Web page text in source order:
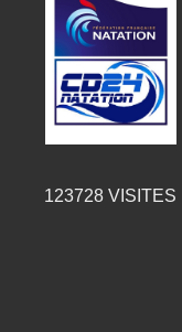
123728 VISITES